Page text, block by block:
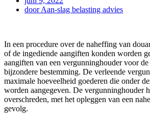
doorAan-slag belasting advies
In een procedure over de naheffing van
of de ingediende aangiften konden worden
aangiften van een vergunninghouder voor
bijzondere bestemming. De verleende
maximale hoeveelheid goederen die onder
worden aangegeven. De vergunninghouder
overschreden, met het opleggen van een
gevolg.